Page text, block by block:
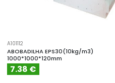
A101112
ABOBADILHA EPS30(10kg/m3)
1000*1000*120mm
7.38 €